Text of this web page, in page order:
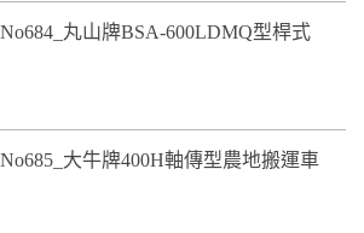
No684_丸山牌BSA-600LDMQ型桿式
No685_大牛牌400H軸傳型農地搬運車